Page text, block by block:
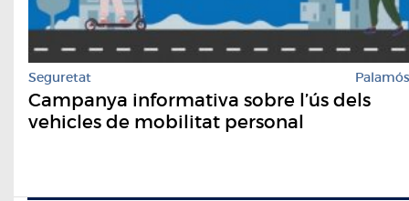
Seguretat Palamós
Campanya informativa sobre l’ús dels
vehicles de mobilitat personal